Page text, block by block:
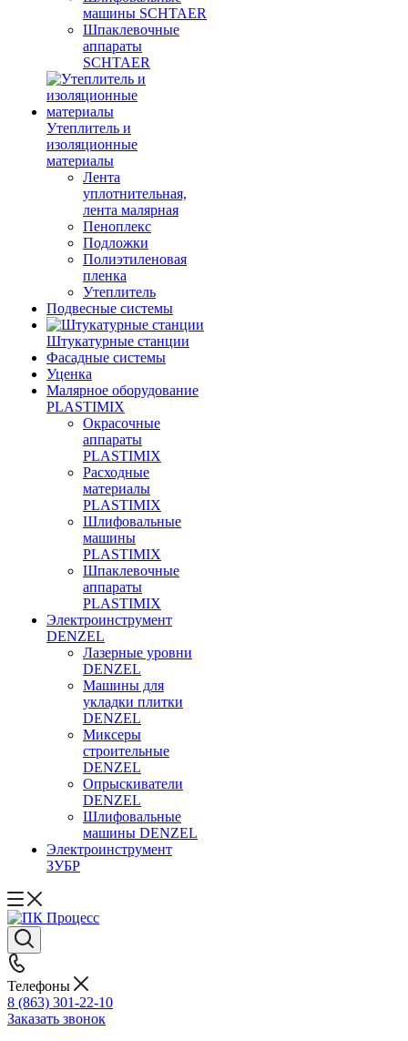
машины SCHTAER
Шпаклевочные
аппараты
SCHTAER
Утеплитель и
изоляционные
материалы
Лента
уплотнительная,
лента малярная
Пеноплекс
Подложки
Полиэтиленовая
пленка
Утеплитель
Подвесные системы
Штукатурные станции
Фасадные системы
Уценка
Малярное оборудование
PLASTIMIX
Окрасочные
аппараты
PLASTIMIX
Расходные
материалы
PLASTIMIX
Шлифовальные
машины
PLASTIMIX
Шпаклевочные
аппараты
PLASTIMIX
Электроинструмент
DENZEL
Лазерные уровни
DENZEL
Машины для
укладки плитки
DENZEL
Миксеры
строительные
DENZEL
Опрыскиватели
DENZEL
Шлифовальные
машины DENZEL
Электроинструмент
ЗУБР
Телефоны
8 (863) 301-22-10
Заказать звонок